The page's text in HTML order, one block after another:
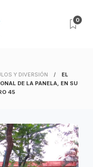
0
Y DIVERSIÓN
EL
DE LA PANELA, EN SU
45